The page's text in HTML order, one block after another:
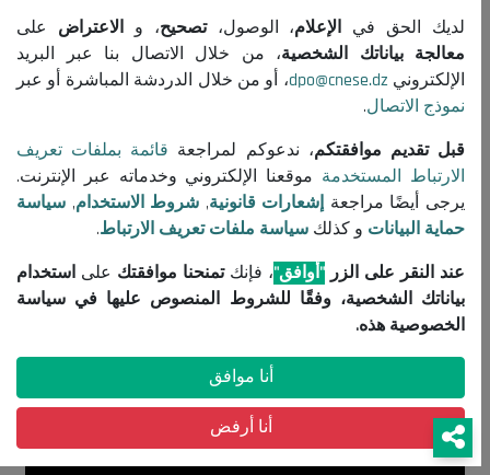
environnemental en Algérie. Le Conseil National économique, Social
et Environnemental – CNESE, organise en partenariat avec l’école
nationale d’administration une journée d'étude sur la thématique
suivante : Ethique du service public En évoquant les points suivants :
du service public Les outils nécessaires pour développer cette culture
Le 16 Février 2021, à l’école nationale d’administration La journée
d'étude est organisé et encadré par des experts du domaine et à
laquelle participent des représentants de divers secteurs ministériels,
ainsi que des institutions économiques, des enseignants –
chercheurs, des représentants de la société civile
لديك الحق في الإعلام، الوصول،تصحيح، والاعتراض على
معالجة بياناتك الشخصية، من خلال الاتصال بنا عبر البريد
الإلكترونيdpo@cnese.dz، أو من خلال الدردشة المباشرة أو عبر
نموذج الاتصال.
قبل تقديم موافقتكم، ندعوكم لمراجعة قائمة بملفات تعريف
الارتباط المستخدمة موقعنا الإلكتروني وخدماته عبر الإنترنت.
يرجى أيضًا مراجعة إشعارات قانونية, شروط الاستخدام, سياسة
حماية البيانات و كذلك سياسة ملفات تعريف الارتباط.
عند النقر على الزر "أوافق"، فإنكتمنحنا موافقتك على استخدام
بياناتك الشخصية، وفقًا للشروط المنصوص عليها في سياسة
الخصوصية هذه.
أنا موافق
أنا أرفض